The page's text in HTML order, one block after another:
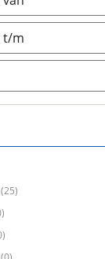
)
t/m
(25)
)
)